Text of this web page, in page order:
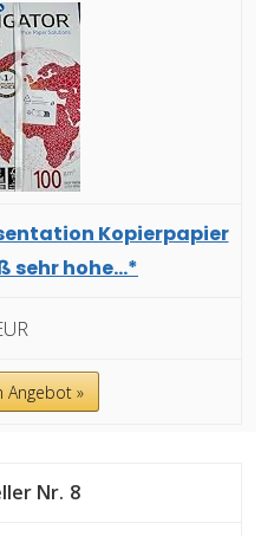
Kopierpapier
sehr hohe...*
Angebot »
8